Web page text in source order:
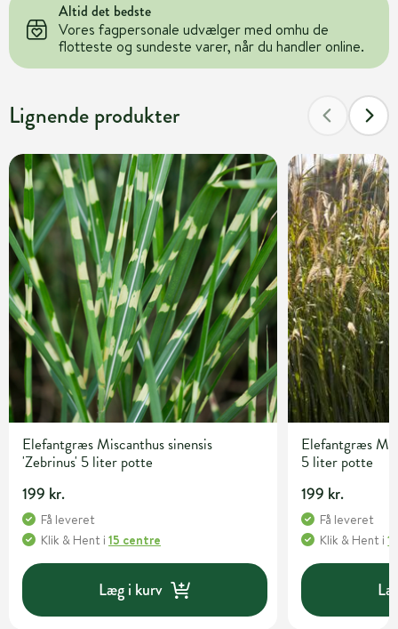
Altid det bedste
Vores fagpersonale udvælger med omhu de
flotteste og sundeste varer, når du handler online.
Lignende produkter
Elefantgræs Miscanthus sinensis
'Zebrinus' 5 liter potte
199 kr.
Få leveret
Klik & Hent i 15 centre
Læg i kurv
Elefantgræs
5 liter potte
199 kr.
Få leveret
Klik & Hent i